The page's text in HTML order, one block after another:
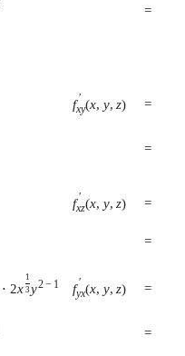
=
f ′
xy(x, y, z) =
=
f ′
xz(x, y, z) =
=
⋅ 2x
1
3 y2− 1 f ′
yx(x, y, z) =
=